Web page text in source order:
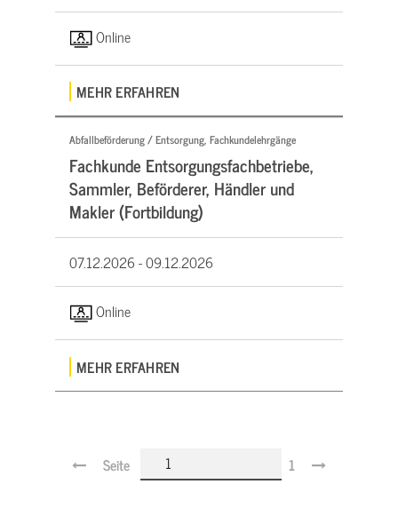
Online
MEHR ERFAHREN
Abfallbeförderung / Entsorgung, Fachkundelehrgänge
Fachkunde Entsorgungsfachbetriebe,
Sammler, Beförderer, Händler und
Makler (Fortbildung)
07.12.2026 -09.12.2026
Online
MEHR ERFAHREN
Seite 1